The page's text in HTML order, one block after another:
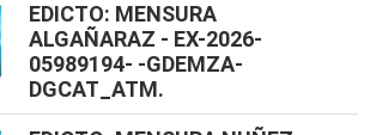
EDICTO: MENSURA
ALGAÑARAZ - EX-2026-
05989194- -GDEMZA-
DGCAT_ATM.